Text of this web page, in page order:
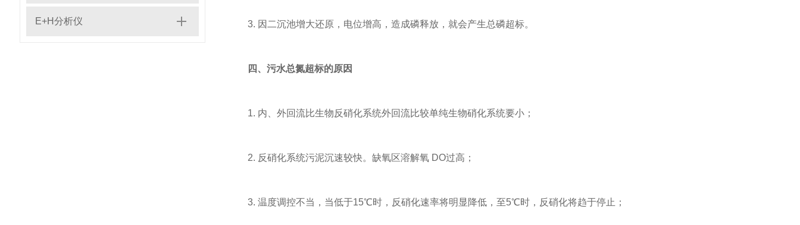
E+H分析仪 3. 因二沉池增大还原，电位增高，造成磷释放，就会产生总磷超标。
四、 污水总氮超标的原因
1. 内、外回流比生物反硝化系统外回流比较单纯生物硝化系统要小；
2. 反硝化系统污泥沉速较快。缺氧区溶解氧 DO过高；
3. 温度调控不当，当低于15℃时，反硝化速率将明显降低，至5℃时，反硝化将趋于停止；